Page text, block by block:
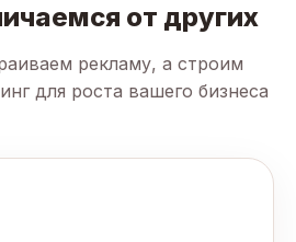
от других
рекламу, а строим
для роста вашего бизнеса